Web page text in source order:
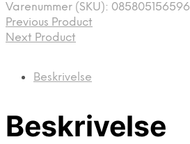
355,00 kr..139,00 kr..
Varenummer (SKU): 085805156596
Previous Product
Next Product
Beskrivelse
Beskrivelse